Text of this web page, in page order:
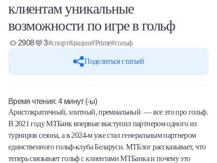
Халва
Онлайн-обменник
клиентам уникальные
возможности по игре в гольф
Поделиться статьей
2908 3#спорт#акции#Prime#гольф
Время чтения:4 минут (-ы)
Аристократичный, элитный, премиальный — все это про гольф.
В 2021 году МТБанк впервые выступил партнером одного из
турниров сезона, а в 2024-м уже стал генеральным партнером
единственного гольф-клуба Беларуси. МТБлог рассказывает, что
теперь связывает гольф с клиентами МТБанка и почему это